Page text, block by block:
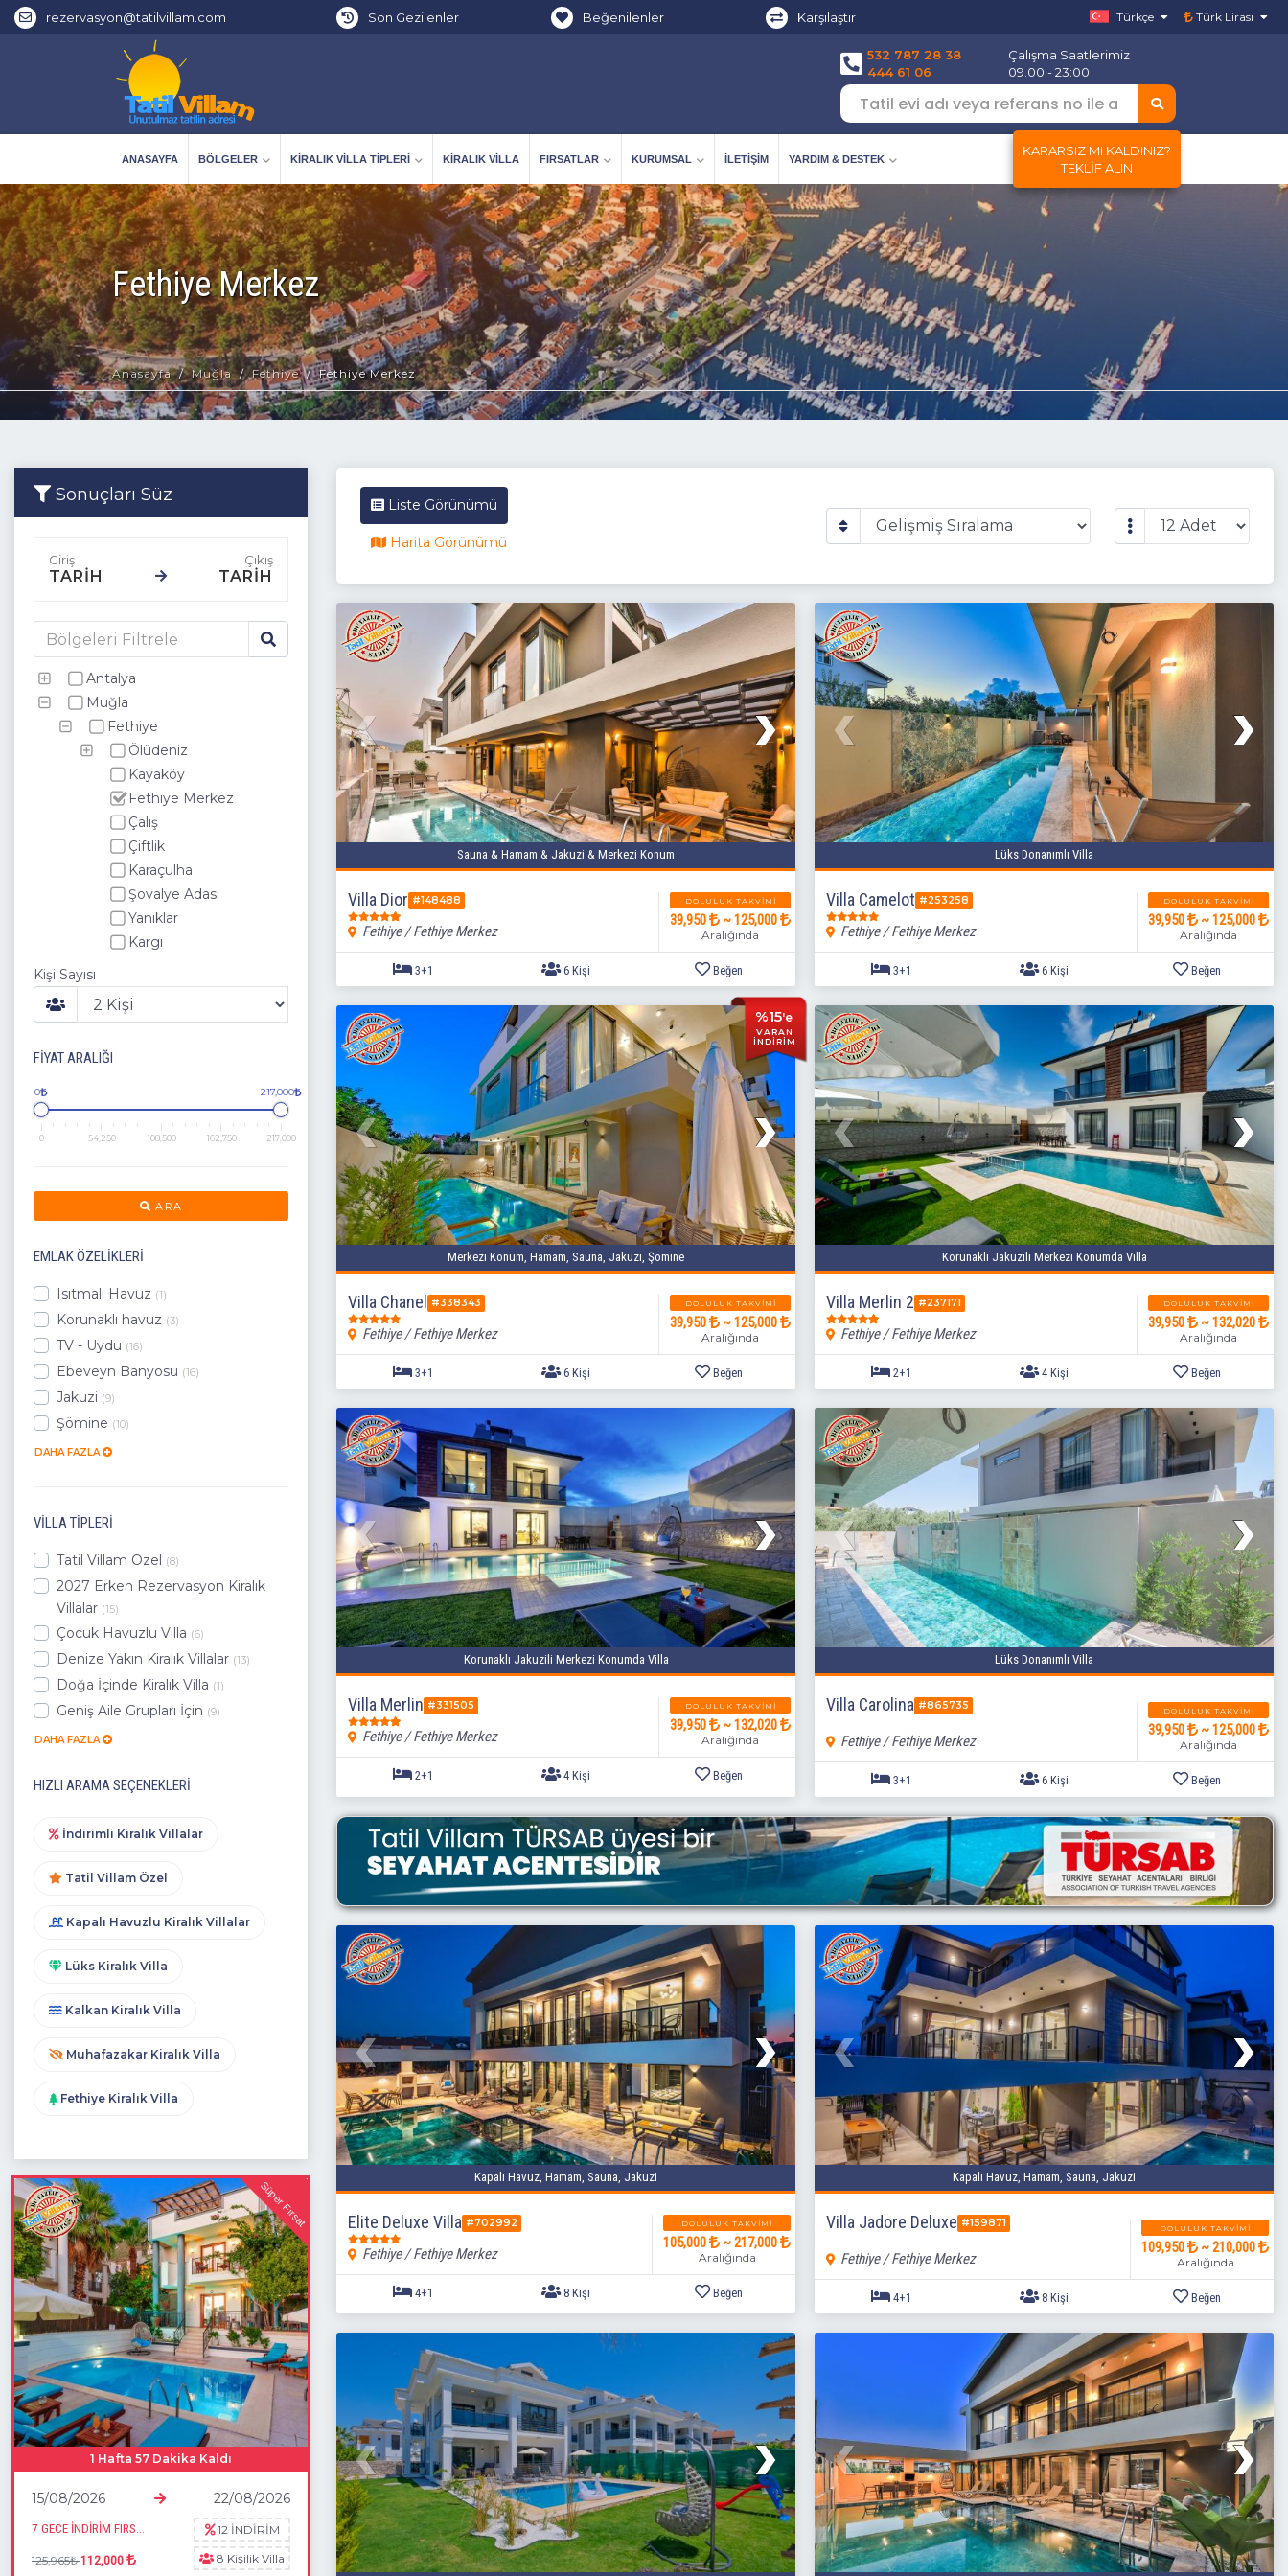
rezervasyon@tatilvillam.com Son Gezilenler Beğenilenler Karşılaştır Türkçe Türk Lirası
532 787 28 38
444 61 06
Çalışma Saatlerimiz
09.00 - 23:00
ANASAYFA BÖLGELER KIRALIK VILLA TIPLERI KIRALIK VILLA FIRSATLAR KURUMSAL İLETIŞIM YARDIM & DESTEK
KARARSIZ MI KALDINIZ?
TEKLIF ALIN
Fethiye Merkez
Anasayfa Muğla Fethiye Fethiye Merkez
Sonuçları Süz
TARİH TARİH
Antalya
Muğla
Fethiye
Ölüdeniz
Kayaköy
Fethiye Merkez
Çalış
Çiftlik
Karaçulha
Şovalye Adası
Yanıklar
Kargı
Çamköy
Karagedik
Eldirek
Göcek
Dalaman
Gökova
Ortaca
Seydikemer
Köyceğiz
Aydın
Kişi Sayısı
FIYAT ARALIĞI
0 217,000
0 54,250 108,500 162,750 217,000
ARA
EMLAK ÖZELIKLERI
Isıtmalı Havuz (1)
Korunaklı havuz (3)
TV - Uydu (16)
Ebeveyn Banyosu (16)
Jakuzi (9)
Şömine (10)
DAHA FAZLA
VILLA TIPLERI
Tatil Villam Özel (8)
2027 Erken Rezervasyon Kiralık
Villalar (15)
Çocuk Havuzlu Villa (6)
Denize Yakın Kiralık Villalar (13)
Doğa İçinde Kiralık Villa (1)
Geniş Aile Grupları İçin (9)
DAHA FAZLA
HIZLI ARAMA SEÇENEKLERI
İndirimli Kiralık Villalar
Tatil Villam Özel
Kapalı Havuzlu Kiralık Villalar
Lüks Kiralık Villa
Kalkan Kiralık Villa
Muhafazakar Kiralık Villa
Fethiye Kiralık Villa
Süper Fırsat
1 Hafta 57 Dakika Kaldı
15/08/2026 22/08/2026
125,965₺112,000
12 İNDİRİM
8 Kişilik Villa
Liste Görünümü
Harita Görünümü
Sauna & Hamam & Jakuzi & Merkezi Konum
Villa Dior #148488
Fethiye / Fethiye Merkez
DOLULUK TAKVIMI
39,950 ~ 125,000
Aralığında
3+1 Beğen
Lüks Donanımlı Villa
Villa Camelot #253258
Fethiye / Fethiye Merkez
DOLULUK TAKVIMI
39,950 ~ 125,000
Aralığında
3+1 6 Kişi
%15'e
VARAN
İNDİRİM
Merkezi Konum, Hamam, Sauna, Jakuzi, Şömine
Villa Chanel #338343
Fethiye / Fethiye Merkez
DOLULUK TAKVIMI
39,950 ~ 125,000
Aralığında
3+1 6 Kişi Beğen
Korunaklı Jakuzili Merkezi Konumda Villa
Villa Merlin 2 #237171
Fethiye / Fethiye Merkez
DOLULUK TAKVIMI
39,950 ~ 132,020
Aralığında
2+1
Korunaklı Jakuzili Merkezi Konumda Villa
Villa Merlin #331505
Fethiye / Fethiye Merkez
DOLULUK TAKVIMI
39,950 ~ 132,020
Aralığında
2+1 4 Kişi Beğen
Lüks Donanımlı Villa
Villa Carolina #865735
Fethiye / Fethiye Merkez
DOLULUK TAKVIMI
39,950 ~ 125,000
Aralığında
3+1 6 Kişi
Kapalı Havuz, Hamam, Sauna, Jakuzi
Elite Deluxe Villa #702992
Fethiye / Fethiye Merkez
DOLULUK TAKVIMI
105,000 ~ 217,000
Aralığında
4+1 8 Kişi Beğen
Kapalı Havuz, Hamam, Sauna, Jakuzi
Villa Jadore Deluxe #159871
Fethiye / Fethiye Merkez
DOLULUK TAKVIMI
109,950 ~ 210,000
Aralığında
4+1 8 Kişi